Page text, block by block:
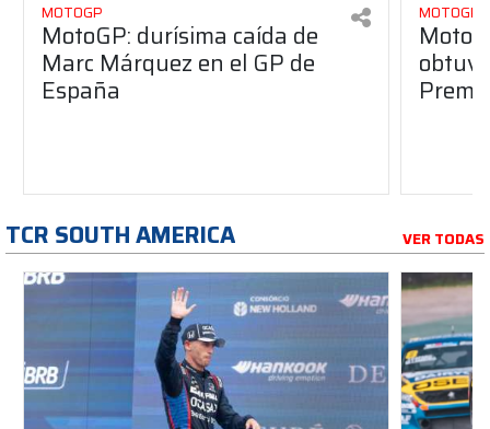
MOTOGP
MotoGP: durísima caída de
Marc Márquez en el GP de
España
MOTOGP
TCR SOUTH AMERICA VER TODAS